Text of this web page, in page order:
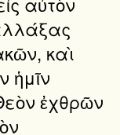
καὶ
ἡμῖν
ἐχθρῶν